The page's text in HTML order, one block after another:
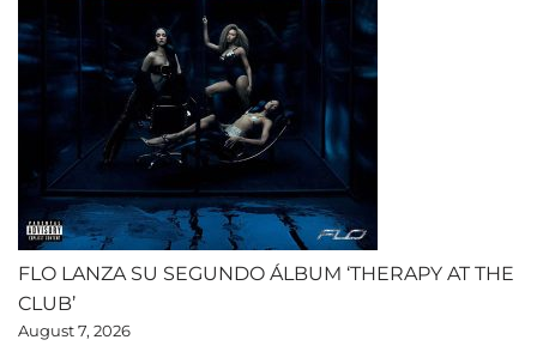
FLO LANZA SU SEGUNDO ÁLBUM ‘THERAPY AT THE
CLUB’
August 7, 2026